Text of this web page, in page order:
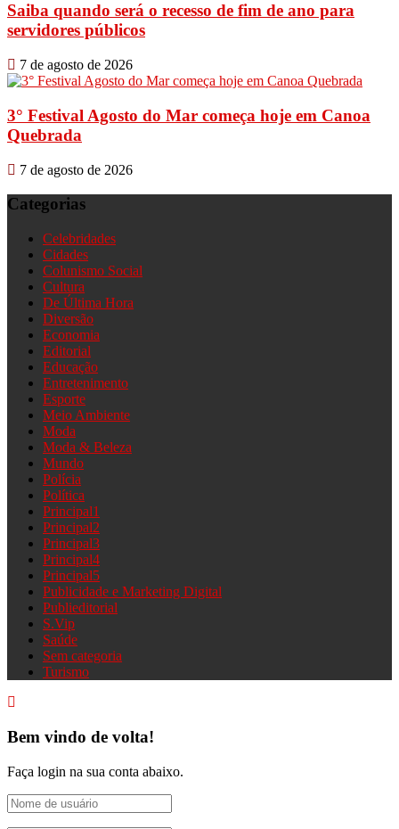
Saiba quando será o recesso de fim de ano para
servidores públicos
7 de agosto de 2026
3° Festival Agosto do Mar começa hoje em Canoa
Quebrada
7 de agosto de 2026
Categorias
Celebridades
Cidades
Colunismo Social
Cultura
De Última Hora
Diversão
Economia
Editorial
Educação
Entretenimento
Esporte
Meio Ambiente
Moda
Moda & Beleza
Mundo
Polícia
Política
Principal1
Principal2
Principal3
Principal4
Principal5
Publicidade e Marketing Digital
Publieditorial
S.Vip
Saúde
Sem categoria
Turismo
Bem vindo de volta!
Faça login na sua conta abaixo.